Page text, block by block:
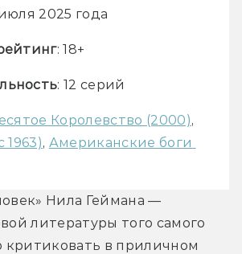
2025 года
: 18+
: 12 серий
Королевство (2000)
1963), Американские боги
Нила Геймана —
литературы того самого
критиковать в приличном